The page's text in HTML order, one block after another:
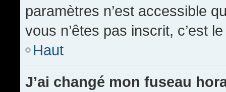
paramètres n’est accessible
vous n’êtes pas inscrit, c’est
Haut
J’ai changé mon fuseau